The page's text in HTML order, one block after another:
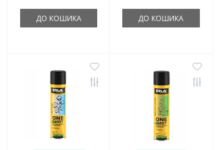
ДО КОШИКА ДО КОШИКА